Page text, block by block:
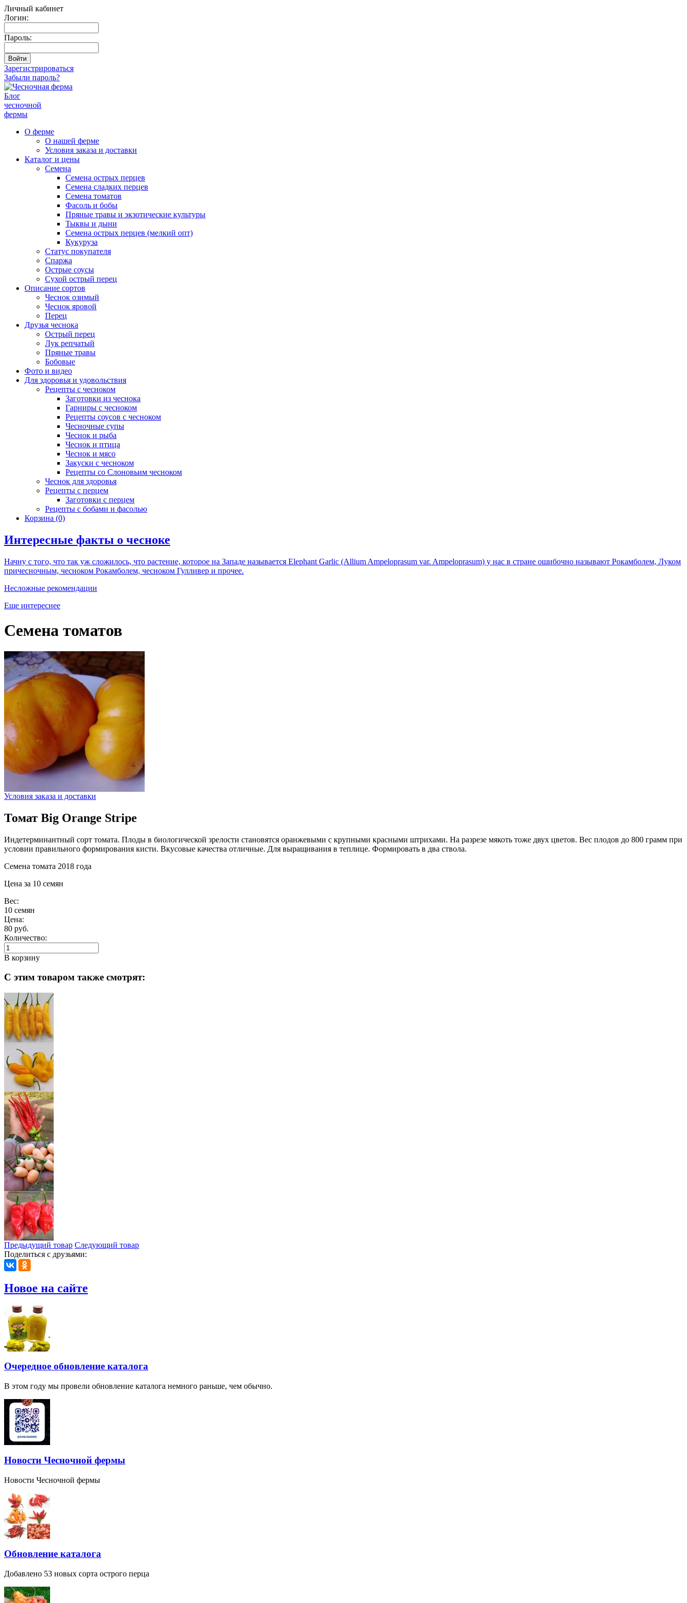
Личный кабинет
Логин:
Пароль:
Зарегистрироваться
Забыли пароль?
Блог
чесночной
фермы
О ферме
О нашей ферме
Условия заказа и доставки
Каталог и цены
Семена
Семена острых перцев
Семена сладких перцев
Семена томатов
Фасоль и бобы
Пряные травы и экзотические культуры
Тыквы и дыни
Семена острых перцев (мелкий опт)
Кукуруза
Статус покупателя
Спаржа
Острые соусы
Сухой острый перец
Описание сортов
Чеснок озимый
Чеснок яровой
Перец
Друзья чеснока
Острый перец
Лук репчатый
Пряные травы
Бобовые
Фото и видео
Для здоровья и удовольствия
Рецепты с чесноком
Заготовки из чеснока
Гарниры с чесноком
Рецепты соусов с чесноком
Чесночные супы
Чеснок и рыба
Чеснок и птица
Чеснок и мясо
Закуски с чесноком
Рецепты со Слоновьим чесноком
Чеснок для здоровья
Рецепты с перцем
Заготовки с перцем
Рецепты с бобами и фасолью
Корзина (0)
Интересные факты о чесноке
Начну с того, что так уж сложилось, что растение, которое на Западе называется Elephant Garlic (Allium Ampeloprasum var. Ampeloprasum) у нас в стране ошибочно называют Рокамболем, Луком
причесночным, чесноком Рокамболем, чесноком Гулливер и прочее.
Несложные рекомендации
Еще интереснее
Семена томатов
Условия заказа и доставки
Томат Big Orange Stripe
Индетерминантный сорт томата. Плоды в биологической зрелости становятся оранжевыми с крупными красными штрихами. На разрезе мякоть тоже двух цветов. Вес плодов до 800 грамм при
условии правильного формирования кисти. Вкусовые качества отличные. Для выращивания в теплице. Формировать в два ствола.
Семена томата 2018 года
Цена за 10 семян
Вес:
10 семян
Цена:
80 руб.
Количество:
В корзину
С этим товаром также смотрят:
Предыдущий товар Следующий товар
Поделиться с друзьями:
Новое на сайте
Очередное обновление каталога
В этом году мы провели обновление каталога немного раньше, чем обычно.
Новости Чесночной фермы
Новости Чесночной фермы
Обновление каталога
Добавлено 53 новых сорта острого перца